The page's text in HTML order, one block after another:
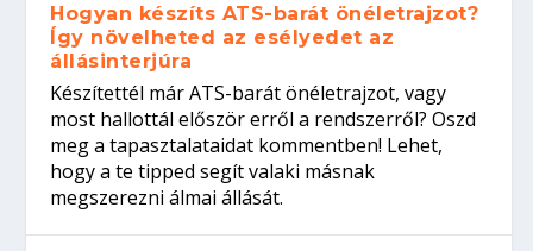
Hogyan készíts ATS-barát önéletrajzot?
Így növelheted az esélyedet az
állásinterjúra
Készítettél már ATS-barát önéletrajzot, vagy
most hallottál először erről a rendszerről? Oszd
meg a tapasztalataidat kommentben! Lehet,
hogy a te tipped segít valaki másnak
megszerezni álmai állását.